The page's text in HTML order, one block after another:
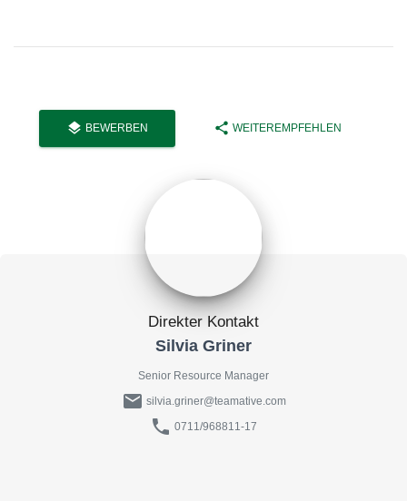
layers BEWERBEN share WEITEREMPFEHLEN
Direkter Kontakt
Silvia Griner
Senior Resource Manager
mail silvia.griner@teamative.com
phone 0711/968811-17